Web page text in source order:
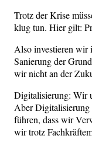
Trotz der Krise
klug tun. Hier gilt:
Also investieren
Sanierung der
wir nicht an der
Digitalisierung: Wir
Aber Digitalisierung
führen, dass wir
wir trotz